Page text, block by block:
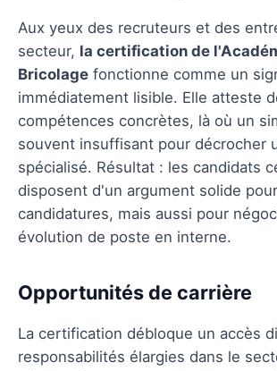
Aux yeux des recruteurs et des
secteur, la certification de
Bricolage fonctionne comme un
immédiatement lisible. Elle atteste
compétences concrètes, là où un
souvent insuffisant pour décrocher
spécialisé. Résultat : les candidats
disposent d'un argument solide
candidatures, mais aussi pour
évolution de poste en interne.
Opportunités de carrière
La certification débloque un accès
responsabilités élargies dans le